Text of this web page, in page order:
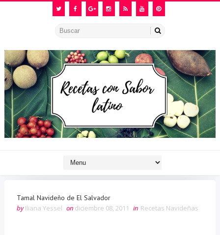
Tamal Navideño de El Salvador
by Iliana Yessel on diciembre 08, 2011 in Recetas Navideñas